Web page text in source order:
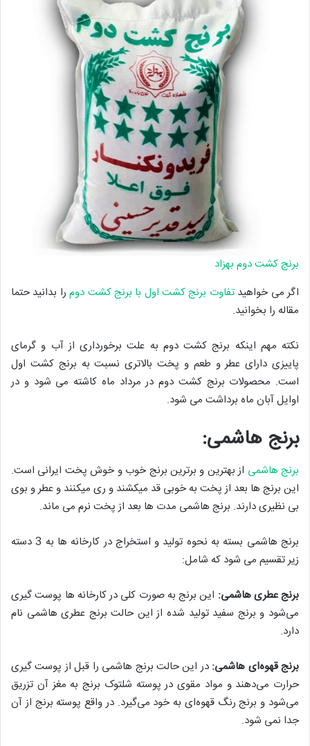
برنج کشت دوم بهزاد
اگر می خواهیدتفاوت برنج کشت اول با برنج کشت دومرا بدانید حتما
مقاله را بخوانید.
نکته مهم اینکه برنج کشت دوم به علت برخورداری از آب و گرمای
پاییزی دارای عطر و طعم و پخت بالاتری نسبت به برنج کشت اول
است. محصولات برنج کشت دوم در مرداد ماه کاشته می شود و در
اوایل آبان ماه برداشت می شود.
برنج هاشمی:
برنج هاشمی از بهترین و برترین برنج خوب و خوش پخت ایرانی است.
این برنج ها بعد از پخت به خوبی قد میکشند و ری میکنند و عطر و بوی
بی نظیری دارند. برنج هاشمی مدت ها بعد از پخت نرم می ماند.
برنج هاشمی بسته به نحوه تولید و استخراج در کارخانه ها به 3 دسته
زیر تقسیم می شود که شامل:
برنج عطری هاشمی: این برنج به صورت کلی در کارخانه ها پوست گیری
می‌شود و برنج سفید تولید شده از این حالت برنج عطری هاشمی نام
دارد.
برنج قهوه‌ای هاشمی:در این حالت برنج هاشمی را قبل از پوست گیری
حرارت می‌دهند و مواد مقوی در پوسته شلتوک برنج به مغز آن تزریق
می‌شود و برنج رنگ قهوه‌ای به خود می‌گیرد. در واقع پوسته برنج از آن
جدا نمی شود.